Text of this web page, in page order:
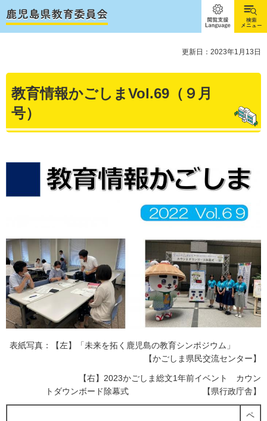
閲覧支
援
Language
検索メ
ニュー
更新日：2023年1月13日
教育情報かごしまVol.69（９月
号）
表紙写真：【左】「未来を拓く鹿児島の教育シンポジウム」
【かごしま県民交流センター】
【右】2023かごしま総文1年前イベント カウン
トダウンボード除幕式 【県行政庁舎】
ペ